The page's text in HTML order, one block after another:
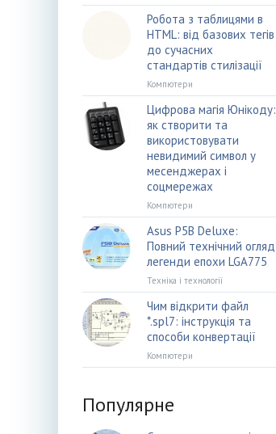
Робота з таблицями в
HTML: від базових тегів
до сучасних
стандартів стилізації
Компютери
Цифрова магія Юнікоду:
як створити та
використовувати
невидимий символ у
месенджерах і
соцмережах
Компютери
Asus P5B Deluxe:
Повний технічний огляд
легенди епохи LGA775
Техніка і технології
Чим відкрити файл
*.spl7: інструкція та
способи конвертації
Компютери
Популярне